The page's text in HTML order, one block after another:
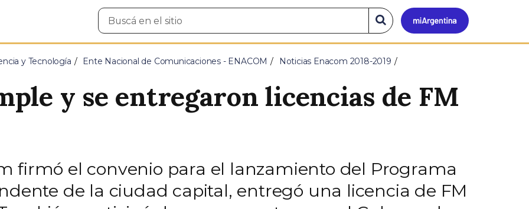
Mi
Buscar
en
Buscar
en
el
sitio
y Tecnología Ente Nacional de Comunicaciones - ENACOM Noticias Enacom 2018-2019
y se entregaron licencias de FM
firmó el convenio para el lanzamiento del Programa
de la ciudad capital, entregó una licencia de FM